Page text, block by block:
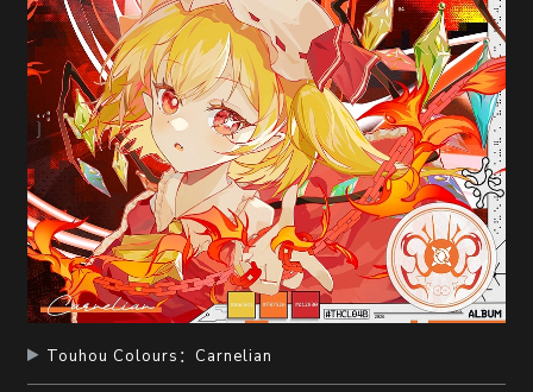
Touhou Colours：Carnelian